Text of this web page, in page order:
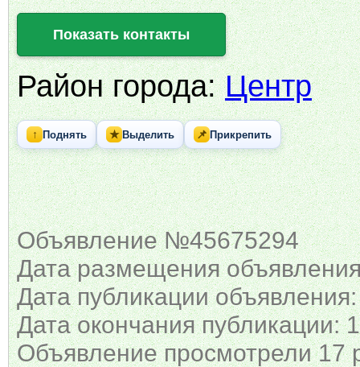
Показать контакты
Район города:Центр
↑ Поднять ★ Выделить 📌 Прикрепить
Объявление №45675294
Дата размещения
Дата публикации
Дата окончания публикации:
Объявление просмотрели 17